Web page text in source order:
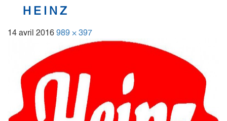
HEINZ
14 avril 2016 989 × 397